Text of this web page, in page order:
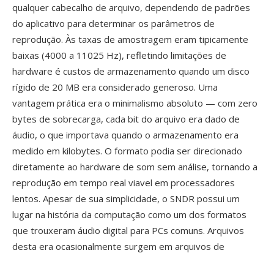
qualquer cabecalho de arquivo, dependendo de padrões
do aplicativo para determinar os parâmetros de
reprodução. Às taxas de amostragem eram tipicamente
baixas (4000 a 11025 Hz), refletindo limitações de
hardware é custos de armazenamento quando um disco
rígido de 20 MB era considerado generoso. Uma
vantagem prática era o minimalismo absoluto — com zero
bytes de sobrecarga, cada bit do arquivo era dado de
áudio, o que importava quando o armazenamento era
medido em kilobytes. O formato podia ser direcionado
diretamente ao hardware de som sem análise, tornando a
reprodução em tempo real viavel em processadores
lentos. Apesar de sua simplicidade, o SNDR possui um
lugar na história da computação como um dos formatos
que trouxeram áudio digital para PCs comuns. Arquivos
desta era ocasionalmente surgem em arquivos de